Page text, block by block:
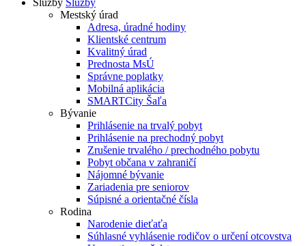
Služby Služby
Mestský úrad
Adresa, úradné hodiny
Klientské centrum
Kvalitný úrad
Prednosta MsÚ
Správne poplatky
Mobilná aplikácia
SMARTCity Šaľa
Bývanie
Prihlásenie na trvalý pobyt
Prihlásenie na prechodný pobyt
Zrušenie trvalého / prechodného pobytu
Pobyt občana v zahraničí
Nájomné bývanie
Zariadenia pre seniorov
Súpisné a orientačné čísla
Rodina
Narodenie dieťaťa
Súhlasné vyhlásenie rodičov o určení otcovstva